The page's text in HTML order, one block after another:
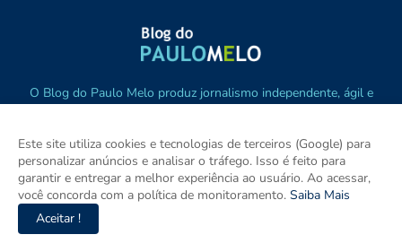
O Blog do Paulo Melo produz jornalismo independente, ágil e
com o interesse público, destaca os principais fatos de política,
cidades e empreendedorismo. DRT 0010556/DF.
Este site utiliza cookies e tecnologias de terceiros (Google) para
personalizar anúncios e analisar o tráfego. Isso é feito para
garantir e entregar a melhor experiência ao usuário. Ao acessar,
você concorda com a política de monitoramento. Saiba Mais
Aceitar !